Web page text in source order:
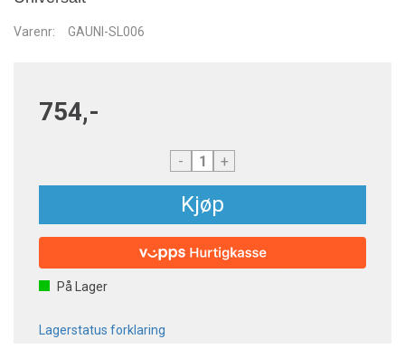
Varenr: GAUNI-SL006
754,-
- +
Kjøp
På Lager
Lagerstatus forklaring